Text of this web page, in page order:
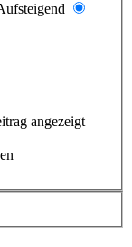
angezeigt